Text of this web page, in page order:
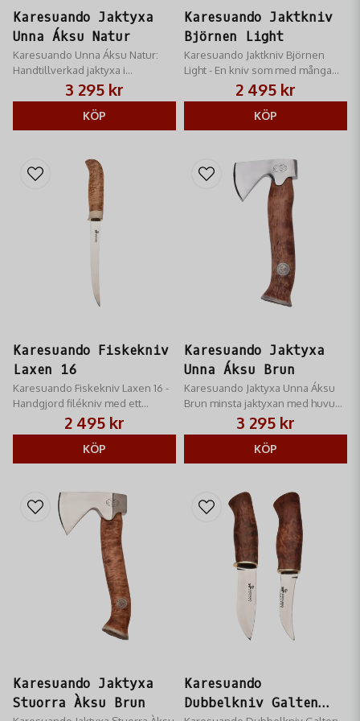
till dörren.
Karesuando Jaktyxa
Unna Áksu Natur
Karesuando Unna Áksu Natur:
Handtillverkad jaktyxa i
masurbjörk och rostfritt stål.
Kompakt, exklusiv och praktisk
för jägare och friluftsliv.
3 295 kr
KÖP
Karesuando Jaktkniv
Björnen Light
Karesuando Jaktkniv Björnen
Light - En kniv som med många
användningsområden som
passar bra till att både skära och
2 495 kr
KÖP
Karesuando Fiskekniv
Laxen 16
Karesuando Fiskekniv Laxen 16 -
Handgjord filékniv med ett
flexibelt blad som ger fint
resultat när du ska filéa fiske
2 495 kr
KÖP
Karesuando Jaktyxa
Unna Áksu Brun
Karesuando Jaktyxa Unna Áksu
Brun minsta jaktyxan med huvud i
rostfritt stål passar utmärkt för
jägaren att bära med sig
3 295 kr
KÖP
Karesuando Jaktyxa
Stuorra Àksu Brun
Karesuando
Dubbelkniv Galten